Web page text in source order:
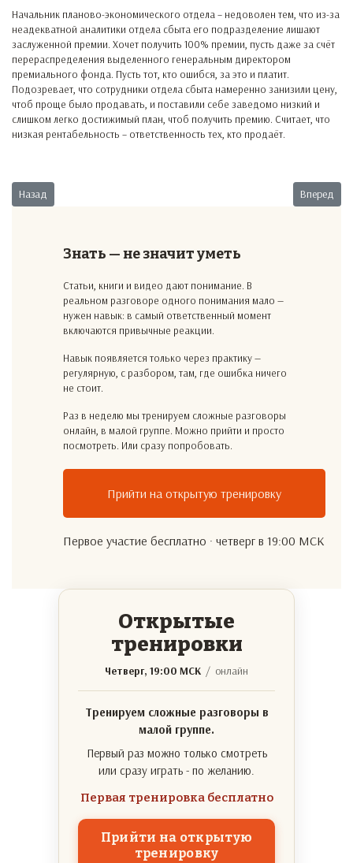
Начальник планово-экономического отдела – недоволен тем, что из-за
неадекватной аналитики отдела сбыта его подразделение лишают
заслуженной премии. Хочет получить 100% премии, пусть даже за счёт
перераспределения выделенного генеральным директором
премиального фонда. Пусть тот, кто ошибся, за это и платит.
Подозревает, что сотрудники отдела сбыта намеренно занизили цену,
чтоб проще было продавать, и поставили себе заведомо низкий и
слишком легко достижимый план, чтоб получить премию. Считает, что
низкая рентабельность – ответственность тех, кто продаёт.
Предыдущий: Вся соль
Назад Вперед
Знать — не значит уметь
Статьи, книги и видео дают понимание. В
реальном разговоре одного понимания мало —
нужен навык: в самый ответственный момент
включаются привычные реакции.
Навык появляется только через практику —
регулярную, с разбором, там, где ошибка ничего
не стоит.
Раз в неделю мы тренируем сложные разговоры
онлайн, в малой группе. Можно прийти и просто
посмотреть. Или сразу попробовать.
Прийти на открытую тренировку
Первое участие бесплатно · четверг в 19:00 МСК
Открытые
тренировки
Четверг, 19:00 МСК / онлайн
Тренируем сложные разговоры в
малой группе.
Первый раз можно только смотреть
или сразу играть - по желанию.
Первая тренировка бесплатно
Прийти на открытую
тренировку